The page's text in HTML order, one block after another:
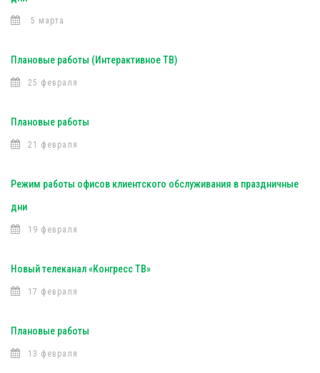
5 марта
Плановые работы (Интерактивное ТВ)
25 февраля
Плановые работы
21 февраля
Режим работы офисов клиентского обслуживания в праздничные
дни
19 февраля
Новый телеканал «Конгресс ТВ»
17 февраля
Плановые работы
13 февраля